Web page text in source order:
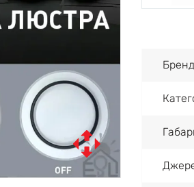
Бренд